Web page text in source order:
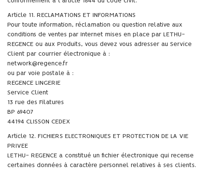
Article 11. RECLAMATIONS ET INFORMATIONS
Pour toute information, réclamation ou question relative aux
conditions de ventes par Internet mises en place par LETHU-
REGENCE ou aux Produits, vous devez vous adresser au Service
Client par courrier électronique à :
network@regence.fr
ou par voie postale à :
REGENCE LINGERIE
Service Client
13 rue des Filatures
BP 69407
44194 CLISSON CEDEX
Article 12. FICHIERS ELECTRONIQUES ET PROTECTION DE LA VIE
PRIVEE
LETHU- REGENCE a constitué un fichier électronique qui recense
certaines données à caractère personnel relatives à ses clients.